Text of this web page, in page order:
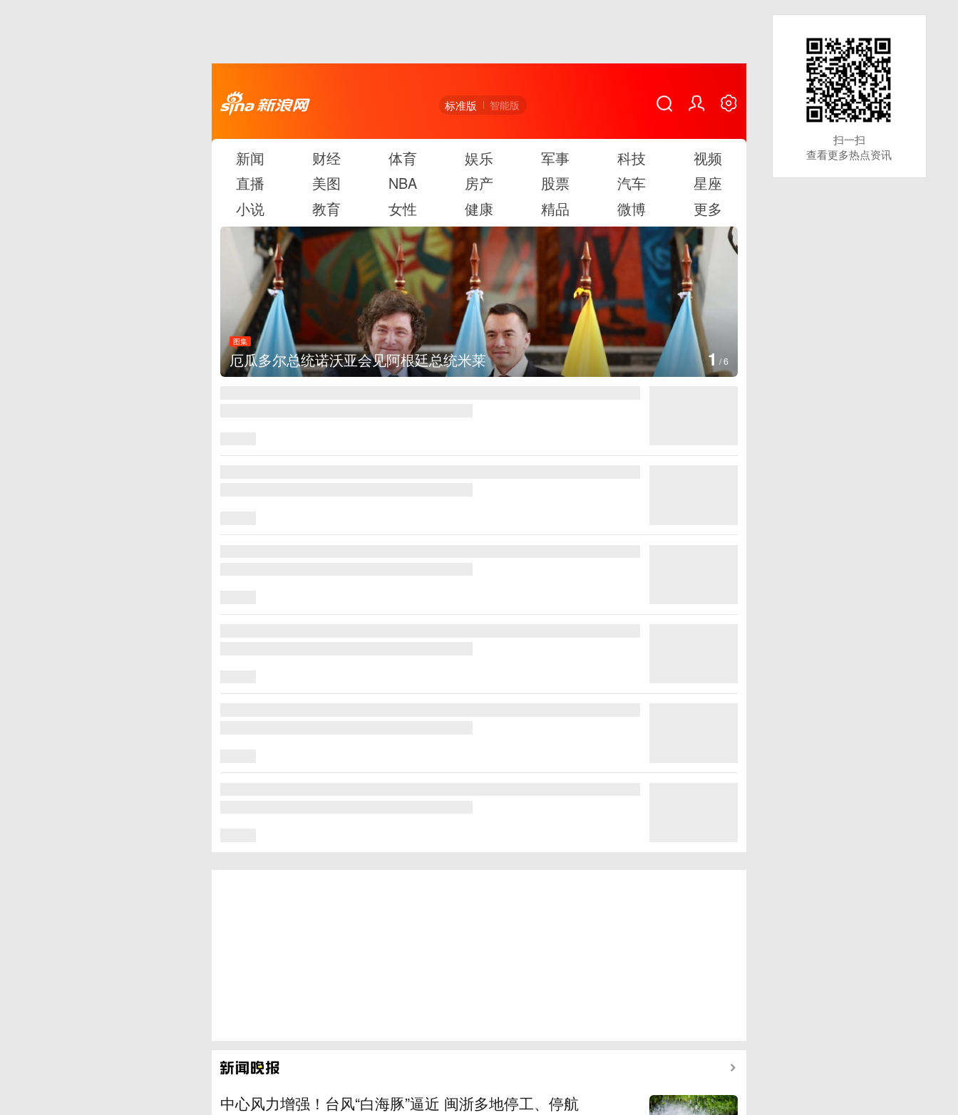
标准版 智能版
新闻 财经 体育 娱乐 军事 科技
视频
直播
美图 NBA 房产 股票 汽车
星座
小说
教育 女性 健康 精品 微博 更多
多尔总统诺沃亚会见阿根廷总统米莱
图集
美国斯波坎：野火烧毁700多所房屋
2 /6
中心风力增强！台风“白海豚”逼近 闽浙多地停工、停航
扫一扫
查看更多热点资讯
扫一扫
查看更多热点资讯